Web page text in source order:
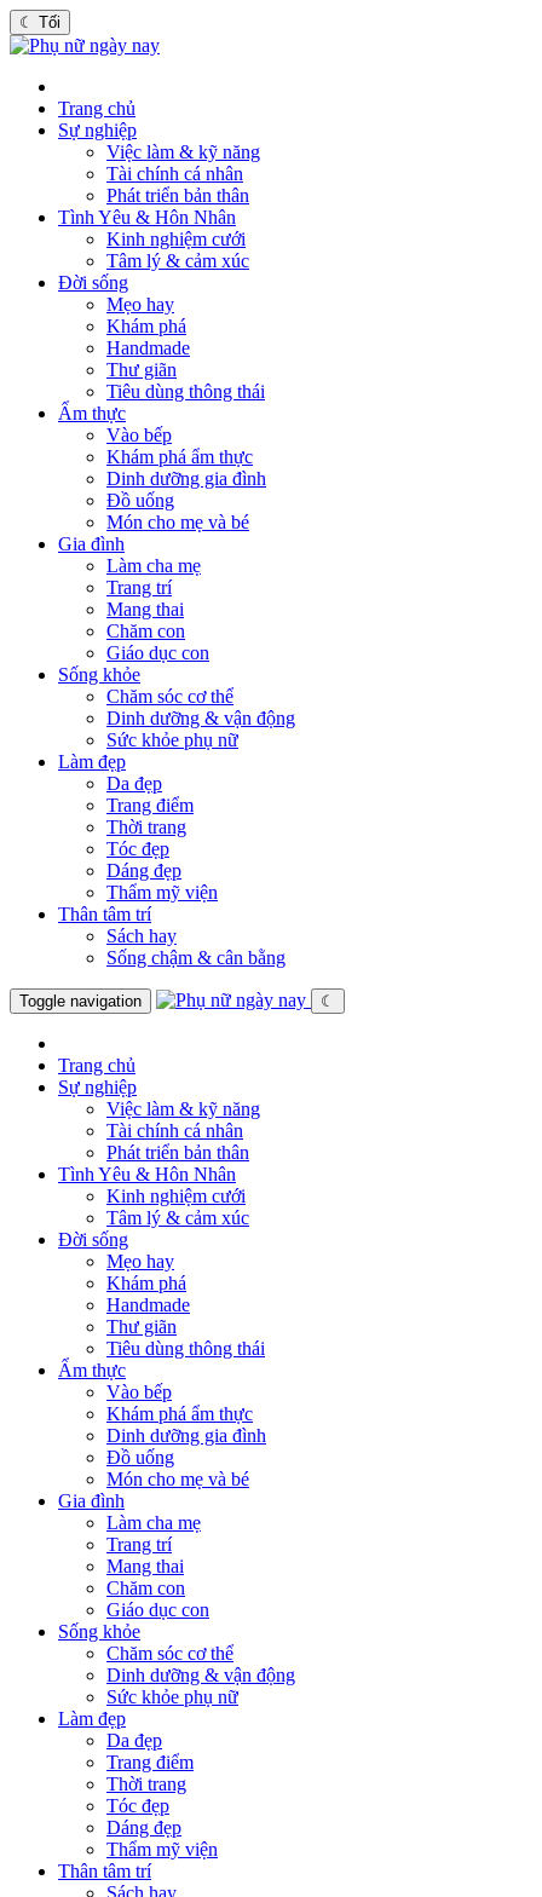
☾ Tối
Trang chủ
Sự nghiệp
Việc làm & kỹ năng
Tài chính cá nhân
Phát triển bản thân
Tình Yêu & Hôn Nhân
Kinh nghiệm cưới
Tâm lý & cảm xúc
Đời sống
Mẹo hay
Khám phá
Handmade
Thư giãn
Tiêu dùng thông thái
Ẩm thực
Vào bếp
Khám phá ẩm thực
Dinh dưỡng gia đình
Đồ uống
Món cho mẹ và bé
Gia đình
Làm cha mẹ
Trang trí
Mang thai
Chăm con
Giáo dục con
Sống khỏe
Chăm sóc cơ thể
Dinh dưỡng & vận động
Sức khỏe phụ nữ
Làm đẹp
Da đẹp
Trang điểm
Thời trang
Tóc đẹp
Dáng đẹp
Thẩm mỹ viện
Thân tâm trí
Sách hay
Sống chậm & cân bằng
Toggle navigation ☾
Trang chủ
Sự nghiệp
Việc làm & kỹ năng
Tài chính cá nhân
Phát triển bản thân
Tình Yêu & Hôn Nhân
Kinh nghiệm cưới
Tâm lý & cảm xúc
Đời sống
Mẹo hay
Khám phá
Handmade
Thư giãn
Tiêu dùng thông thái
Ẩm thực
Vào bếp
Khám phá ẩm thực
Dinh dưỡng gia đình
Đồ uống
Món cho mẹ và bé
Gia đình
Làm cha mẹ
Trang trí
Mang thai
Chăm con
Giáo dục con
Sống khỏe
Chăm sóc cơ thể
Dinh dưỡng & vận động
Sức khỏe phụ nữ
Làm đẹp
Da đẹp
Trang điểm
Thời trang
Tóc đẹp
Dáng đẹp
Thẩm mỹ viện
Thân tâm trí
Sách hay